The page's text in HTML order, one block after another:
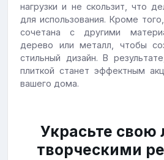
нагрузки и не скользит, что
для использования. Кроме
сочетана с другими
дерево или металл, чтобы
стильный дизайн. В
плиткой станет эффектным
вашего дома.
Украсьте свою
творческими